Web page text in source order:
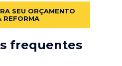
SEU ORÇAMENTO
REFORMA
frequentes